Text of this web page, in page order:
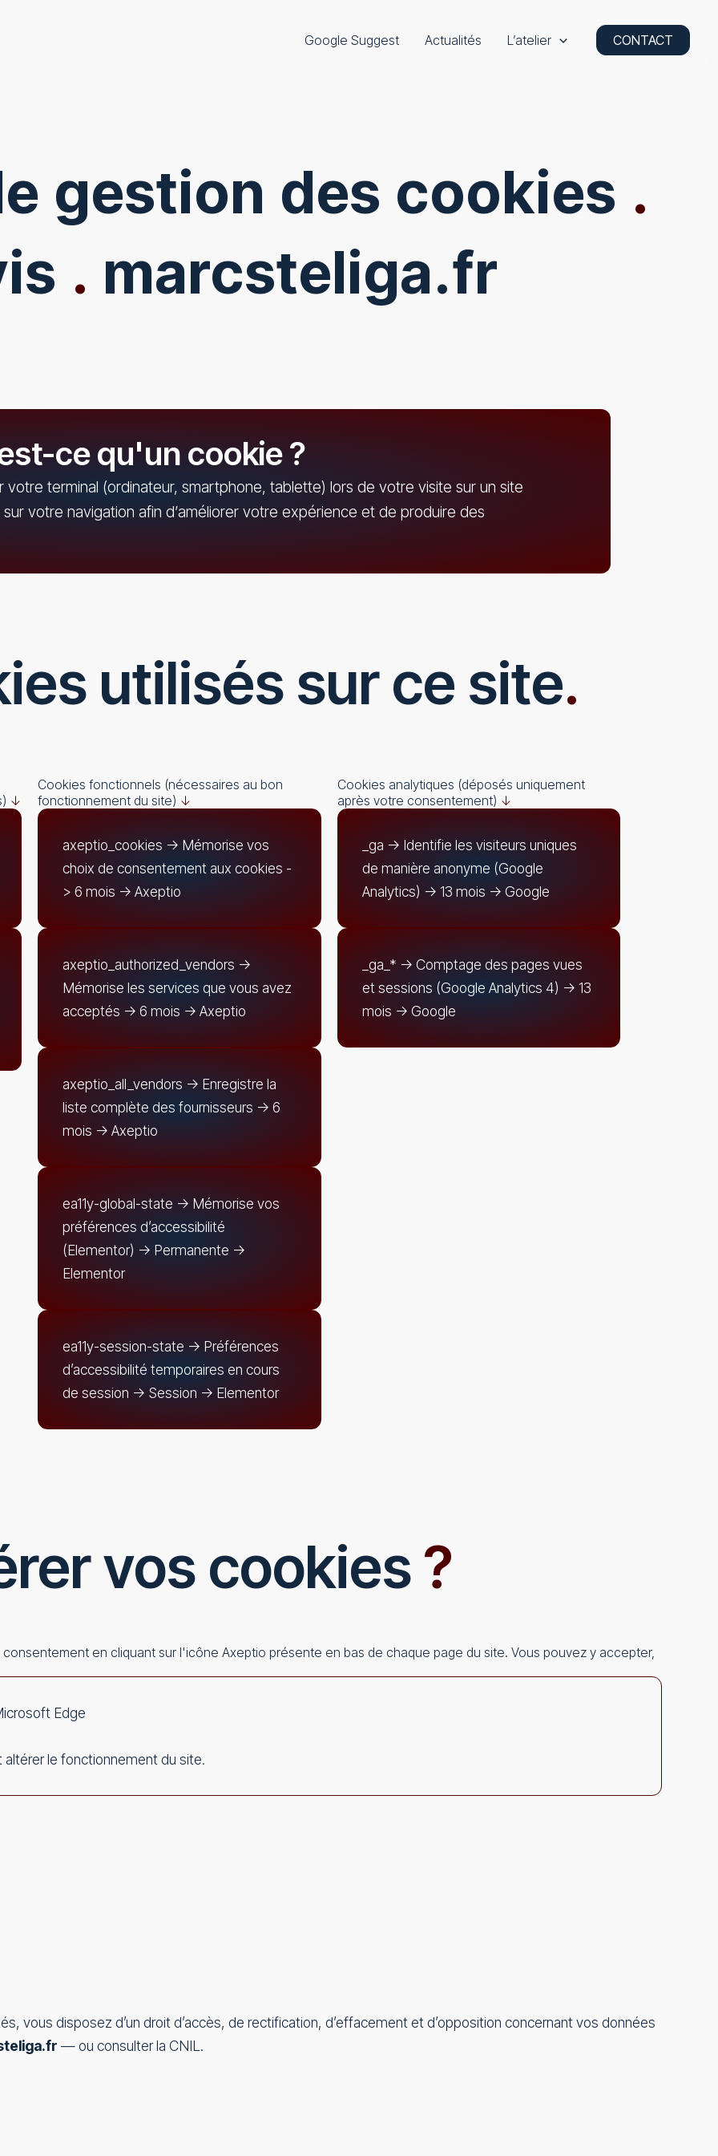
Google Suggest Actualités L’atelier CONTACT
gestion des cookies .
. marcsteliga.fr
ce qu'un cookie ?
terminal (ordinateur, smartphone, tablette) lors de votre visite sur un site
votre navigation afin d’améliorer votre expérience et de produire des
utilisés sur ce site.
↓
Cookies fonctionnels (nécessaires au bon
fonctionnement du site) ↓
axeptio_cookies -> Mémorise vos
choix de consentement aux cookies -
> 6 mois -> Axeptio
axeptio_authorized_vendors ->
Mémorise les services que vous avez
acceptés -> 6 mois -> Axeptio
axeptio_all_vendors -> Enregistre la
liste complète des fournisseurs -> 6
mois -> Axeptio
ea11y-global-state -> Mémorise vos
préférences d’accessibilité
(Elementor) -> Permanente ->
Elementor
ea11y-session-state -> Préférences
d’accessibilité temporaires en cours
de session -> Session -> Elementor
Cookies analytiques (déposés uniquement
après votre consentement) ↓
_ga -> Identifie les visiteurs uniques
de manière anonyme (Google
Analytics) -> 13 mois -> Google
_ga_* -> Comptage des pages vues
et sessions (Google Analytics 4) -> 13
mois -> Google
vos cookies?
en cliquant sur l'icône Axeptio présente en bas de chaque page du site. Vous pouvez y accepter,
Edge
le fonctionnement du site.
vous disposez d’un droit d’accès, de rectification, d’effacement et d’opposition concernant vos données
— ou consulter la CNIL .